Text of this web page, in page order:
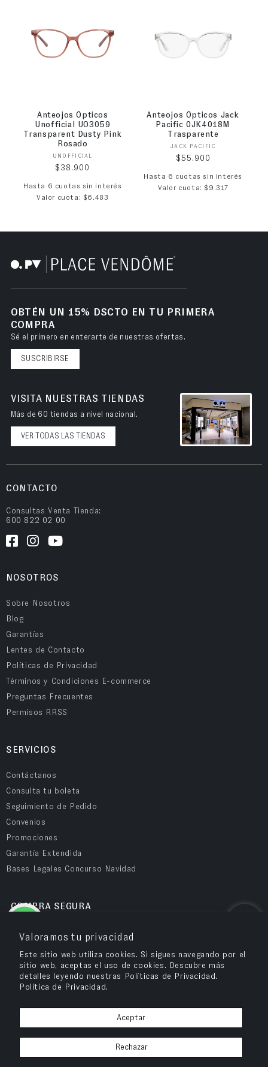
Valoramos tu privacidad
Este sitio web utiliza cookies. Si sigues navegando por el
sitio web, aceptas el uso de cookies. Descubre más
detalles leyendo nuestras Políticas de Privacidad.
Política de Privacidad.
Aceptar
Rechazar
Anteojos Ópticos
Unofficial UO3059
Transparent Dusty Pink
Rosado
Proveedor:
UNOFFICIAL
Precio habitual
$38.900
Hasta 6 cuotas sin interés
Valor cuota: $6.483
Anteojos Ópticos Jack
Pacific 0JK4018M
Trasparente
Proveedor:
JACK PACIFIC
Precio habitual
$55.900
Hasta 6 cuotas sin interés
Valor cuota: $9.317
OBTÉN UN 15% DSCTO EN TU PRIMERA
COMPRA
Sé el primero en enterarte de nuestras ofertas.
SUSCRIBIRSE
VISITA NUESTRAS TIENDAS
Más de 60 tiendas a nivel nacional.
VER TODAS LAS TIENDAS
CONTACTO
Consultas Venta Tienda:
600 822 02 00
NOSOTROS
Sobre Nosotros
Blog
Garantías
Lentes de Contacto
Políticas de Privacidad
Términos y Condiciones E-commerce
Preguntas Frecuentes
Permisos RRSS
SERVICIOS
Contáctanos
Consulta tu boleta
Seguimiento de Pedido
Convenios
Promociones
Garantía Extendida
Bases Legales Concurso Navidad
COMPRA SEGURA
– Cuida tu salud visual y compra tus anteojos en OPV